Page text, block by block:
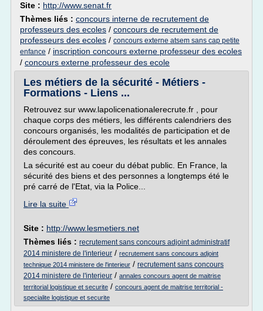
Site : http://www.senat.fr
Thèmes liés : concours interne de recrutement de
professeurs des ecoles / concours de recrutement de
professeurs des ecoles / concours externe atsem sans cap petite
enfance / inscription concours externe professeur des ecoles
/ concours externe professeur des ecole
Les métiers de la sécurité - Métiers -
Formations - Liens ...
Retrouvez sur www.lapolicenationalerecrute.fr , pour
chaque corps des métiers, les différents calendriers des
concours organisés, les modalités de participation et de
déroulement des épreuves, les résultats et les annales
des concours.
La sécurité est au coeur du débat public. En France, la
sécurité des biens et des personnes a longtemps été le
pré carré de l'Etat, via la Police...
Lire la suite
Site : http://www.lesmetiers.net
Thèmes liés : recrutement sans concours adjoint administratif
2014 ministere de l'interieur / recrutement sans concours adjoint
technique 2014 ministere de l'interieur / recrutement sans concours
2014 ministere de l'interieur / annales concours agent de maitrise
territorial logistique et securite / concours agent de maitrise territorial -
specialite logistique et securite